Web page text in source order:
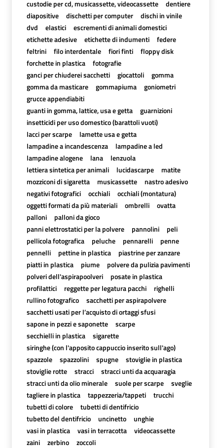
custodie per cd, musicassette, videocassette
dentiere
diapositive
dischetti per computer
dischi in vinile
dvd
elastici
escrementi di animali domestici
etichette adesive
etichette di indumenti
federe
feltrini
filo interdentale fiori finti
floppy disk
forchette in plastica
fotografie
ganci per chiuderei sacchetti
giocattoli
gomma
gomma da masticare
gommapiuma
goniometri
grucce appendiabiti
guanti in gomma, lattice, usa e getta
guarnizioni
insetticidi per uso domestico (barattoli vuoti)
lacci per scarpe
lamette usa e getta
lampadine a incandescenza
lampadine a led
lampadine alogene
lana
lenzuola
lettiera sintetica per animali
lucidascarpe
matite
mozziconi di sigaretta
musicassette
nastro adesivo
negativi fotografici
occhiali
occhiali (montatura)
oggetti formati da più materiali
ombrelli
ovatta
palloni
palloni da gioco
panni elettrostatici per la polvere
pannolini
peli
pellicola fotografica
peluche pennarelli
penne
pennelli
pettine in plastica
piastrine per zanzare
piatti in plastica
piume
polvere da pulizia pavimenti
polveri dell'aspirapoolveri
posate in plastica
profilattici
reggette per legatura pacchi
righelli
rullino fotografico
sacchetti per aspirapolvere
sacchetti usati per l’acquisto di ortaggi sfusi
sapone in pezzi e saponette
scarpe
secchielli in plastica
sigarette
siringhe (con l'apposito cappuccio inserito sull'ago)
spazzole
spazzolini spugne
stoviglie in plastica
stoviglie rotte
stracci
stracci unti da acquaragia
stracci unti da olio minerale
suole per scarpe
sveglie
tagliere in plastica
tappezzeria/tappeti
trucchi
tubetti di colore
tubetti di dentifricio
tubetto del dentifricio
uncinetto
unghie
vasi in plastica
vasi in terracotta
videocassette
zaini
zerbino zoccoli